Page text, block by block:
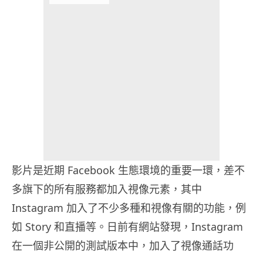
影片是近期 Facebook 生態環境的重要一環，差不
多旗下的所有服務都加入視像元素，其中
Instagram 加入了不少多種和視像有關的功能，例
如 Story 和直播等。日前有網站發現，Instagram
在一個非公開的測試版本中，加入了視像通話功